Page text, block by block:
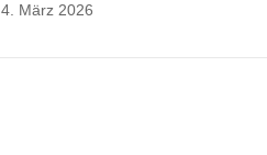
4. März 2026